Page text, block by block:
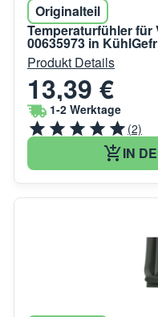
Originalteil
Temperaturfühler für
00635973 in
Produkt Details
13,39 €
1-2 Werktage
(2)
IN